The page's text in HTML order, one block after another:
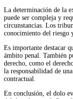
La determinación de la
puede ser compleja y
circunstancias. Los
conocimiento del riesgo
Es importante destacar
ámbito penal. También
derecho, como el
la responsabilidad de
contractual.
En conclusión, el dolo